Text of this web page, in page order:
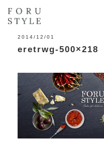
2014/12/01
eretrwg-500×218